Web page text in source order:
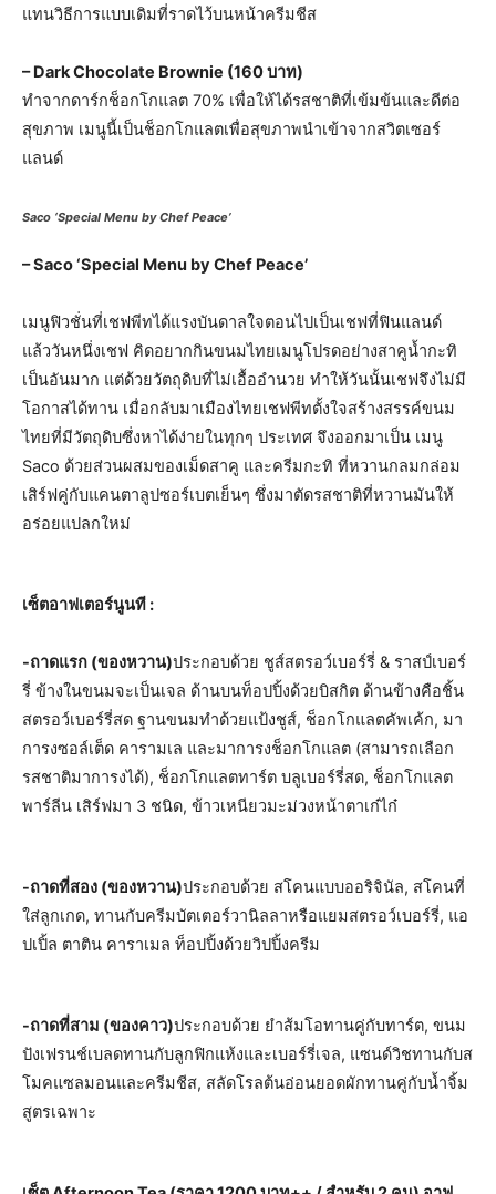
แทนวิธีการแบบเดิมที่ราดไว้บนหน้าครีมชีส
– Dark Chocolate Brownie (160 บาท)
ทำจากดาร์กช็อกโกแลต 70% เพื่อให้ได้รสชาติที่เข้มข้นและดีต่อ
สุขภาพ เมนูนี้เป็นช็อกโกแลตเพื่อสุขภาพนำเข้าจากสวิตเซอร์
แลนด์
Saco ‘Special Menu by Chef Peace’
–Saco‘Special Menu by Chef Peace’
เมนูฟิวชั่นที่เชฟพีทได้แรงบันดาลใจตอนไปเป็นเชฟที่ฟินแลนด์
แล้ววันหนึ่งเชฟ คิดอยากกินขนมไทยเมนูโปรดอย่างสาคูน้ำกะทิ
เป็นอันมาก แต่ด้วยวัตถุดิบที่ไม่เอื้ออำนวย ทำให้วันนั้นเชฟจึงไม่มี
โอกาสได้ทาน เมื่อกลับมาเมืองไทยเชฟพีทตั้งใจสร้างสรรค์ขนม
ไทยที่มีวัตถุดิบซึ่งหาได้ง่ายในทุกๆ ประเทศ จึงออกมาเป็น เมนู
Saco ด้วยส่วนผสมของเม็ดสาคู และครีมกะทิ ที่หวานกลมกล่อม
เสิร์ฟคู่กับแคนตาลูปซอร์เบตเย็นๆ ซึ่งมาตัดรสชาติที่หวานมันให้
อร่อยแปลกใหม่
เซ็ตอาฟเตอร์นูนที :
-ถาดแรก (ของหวาน)ประกอบด้วย ชูส์สตรอว์เบอร์รี่ & ราสป์เบอร์
รี่ ข้างในขนมจะเป็นเจล ด้านบนท็อปปิ้งด้วยบิสกิต ด้านข้างคือชิ้น
สตรอว์เบอร์รี่สด ฐานขนมทำด้วยแป้งชูส์, ช็อกโกแลตคัพเค้ก, มา
การงซอล์เต็ด คารามเล และมาการงช็อกโกแลต (สามารถเลือก
รสชาติมาการงได้), ช็อกโกแลตทาร์ต บลูเบอร์รี่สด, ช็อกโกแลต
พาร์ลีน เสิร์ฟมา 3 ชนิด, ข้าวเหนียวมะม่วงหน้าตาเก๋ไก๋
-ถาดที่สอง (ของหวาน)ประกอบด้วย สโคนแบบออริจินัล, สโคนที่
ใส่ลูกเกด, ทานกับครีมบัตเตอร์วานิลลาหรือแยมสตรอว์เบอร์รี่, แอ
ปเปิ้ล ตาติน คาราเมล ท็อปปิ้งด้วยวิปปิ้งครีม
-ถาดที่สาม (ของคาว)ประกอบด้วย ยำส้มโอทานคู่กับทาร์ต, ขนม
ปังเฟรนช์เบลดทานกับลูกฟิกแห้งและเบอร์รี่เจล, แซนด์วิชทานกับส
โมคแซลมอนและครีมชีส, สลัดโรลต้นอ่อนยอดผักทานคู่กับน้ำจิ้ม
สูตรเฉพาะ